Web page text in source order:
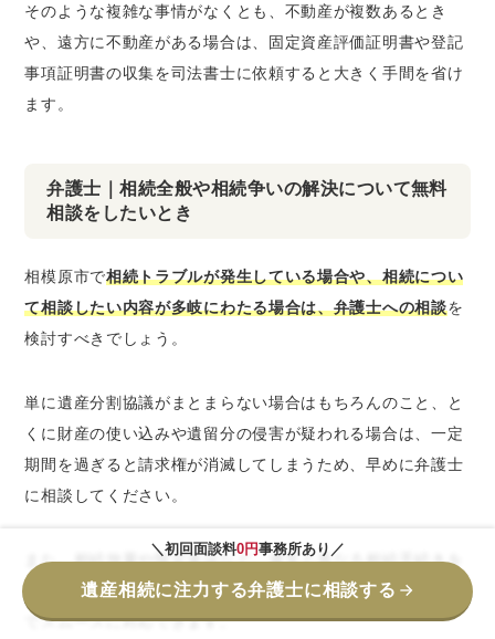
そのような複雑な事情がなくとも、不動産が複数あるとき
や、遠方に不動産がある場合は、固定資産評価証明書や登記
事項証明書の収集を司法書士に依頼すると大きく手間を省け
ます。
弁護士｜相続全般や相続争いの解決について無料
相談をしたいとき
相模原市で相続トラブルが発生している場合や、相続につい
て相談したい内容が多岐にわたる場合は、弁護士への相談を
検討すべきでしょう。
単に遺産分割協議がまとまらない場合はもちろんのこと、と
くに財産の使い込みや遺留分の侵害が疑われる場合は、一定
期間を過ぎると請求権が消滅してしまうため、早めに弁護士
に相談してください。
また、相続放棄や限定承認など、通常と異なる相続手続きを
検討している場合も、法的知識のある弁護士に相談すること
でスムーズに対応できます。
＼初回面談料0円事務所あり／
遺産相続に注力する弁護士に相談する